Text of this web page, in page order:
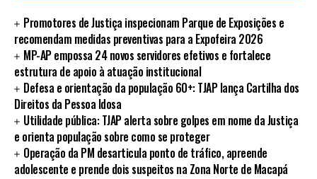
Promotores de Justiça inspecionam Parque de Exposições e
recomendam medidas preventivas para a Expofeira 2026
MP-AP empossa 24 novos servidores efetivos e fortalece
estrutura de apoio à atuação institucional
Defesa e orientação da população 60+: TJAP lança Cartilha dos
Direitos da Pessoa Idosa
Utilidade pública: TJAP alerta sobre golpes em nome da Justiça
e orienta população sobre como se proteger
Operação da PM desarticula ponto de tráfico, apreende
adolescente e prende dois suspeitos na Zona Norte de Macapá